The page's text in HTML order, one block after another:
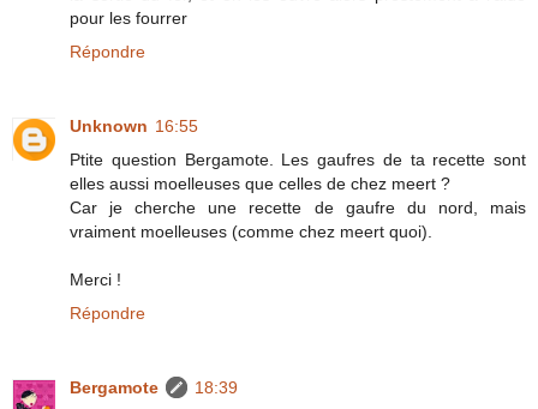
pour les fourrer
Répondre
Unknown 16:55
Ptite question Bergamote. Les gaufres de ta recette sont
elles aussi moelleuses que celles de chez meert ?
Car je cherche une recette de gaufre du nord, mais
vraiment moelleuses (comme chez meert quoi).
Merci !
Répondre
Bergamote
18:39